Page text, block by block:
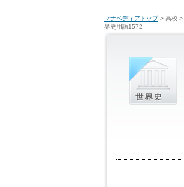
マナペディアトップ> 高校 >
界史用語1572